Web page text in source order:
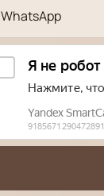
WhatsApp